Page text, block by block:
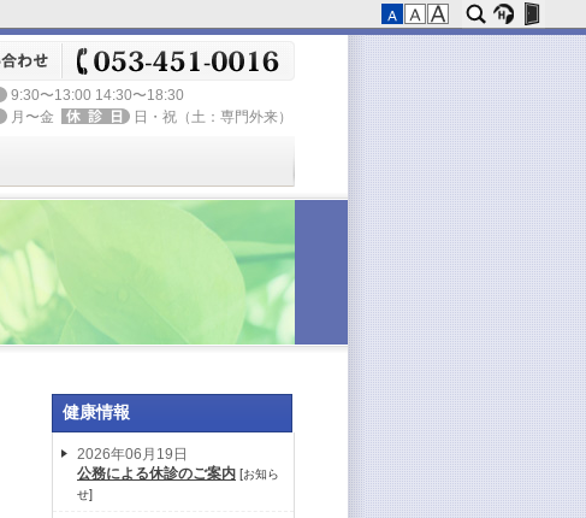
9:30〜13:00 14:30〜18:30
月〜金
日・祝（土：専門外来）
健康情報
2026年06月19日
公務による休診のご案内 [お知ら
せ]